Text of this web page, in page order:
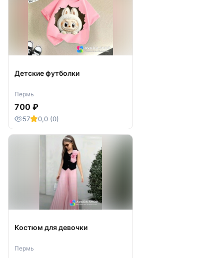
Детские футболки
Пермь
700 ₽
57 0,0 (0)
Костюм для девочки
Пермь